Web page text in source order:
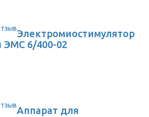
Электромиостимулятор
ЭМС 6/400-02
Аппарат для